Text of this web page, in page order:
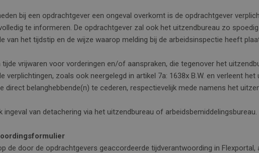
bij een opdrachtgever een ongeval overkomt is de opdrachtgever
te informeren. De opdrachtgever zal ook het uitzendbureau zo
van het tijdstip en de wijze waarop melding bij de arbeidsinspectie heeft
vrijwaren voor vorderingen en/of aanspraken, die tegenover het
zoals ook neergelegd in artikel 7a: 1638x B.W. en verleent het
direct belanghebbende(n) te cederen, respectievelijk mede namens het
van detachering via het uitzendbureau of arbeidsbemiddelingsbureau.
de door de opdrachtgevers geaccordeerde tijdverantwoording in Flexportal,